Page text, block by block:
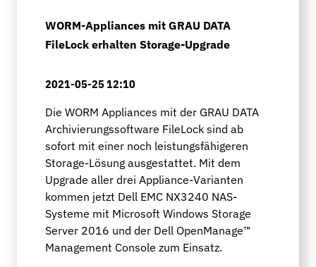
WORM-Appliances mit GRAU DATA
FileLock erhalten Storage-Upgrade
2021-05-25 12:10
Die WORM Appliances mit der GRAU DATA
Archivierungssoftware FileLock sind ab
sofort mit einer noch leistungsfähigeren
Storage-Lösung ausgestattet. Mit dem
Upgrade aller drei Appliance-Varianten
kommen jetzt Dell EMC NX3240 NAS-
Systeme mit Microsoft Windows Storage
Server 2016 und der Dell OpenManage™
Management Console zum Einsatz.